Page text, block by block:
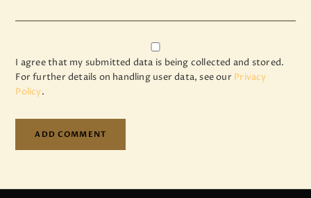
I agree that my submitted data is being collected and stored.
For further details on handling user data, see our Privacy
Policy.